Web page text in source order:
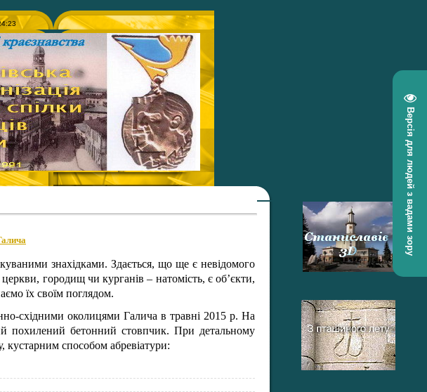
Версія для людей з вадами зору
знахідками. Здається, що ще є невідомого
городищ чи курганів – натомість, є об’єкти,
їх своїм поглядом.
східними околицями Галича в травні 2015 р. На
похилений бетонний стовпчик. При детальному
кустарним способом абревіатури: